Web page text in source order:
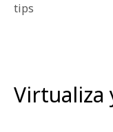
tips
Virtualiza